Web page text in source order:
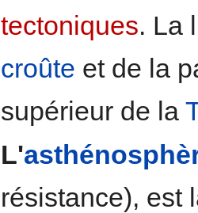
tectoniques. La
croûte et de la
supérieur de la
L'
résistance), est